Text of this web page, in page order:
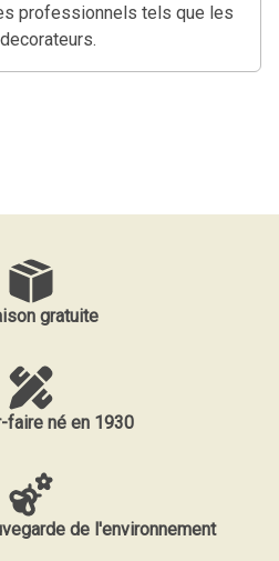
professionnels tels que les
gratuite
faire né en 1930
de l'environnement